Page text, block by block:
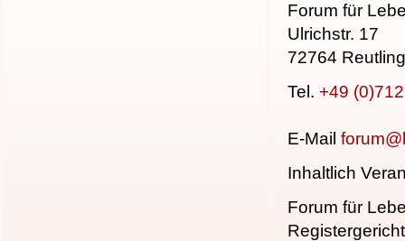
Forum für
Ulrichstr. 17
72764
Tel. +49
E-Mail
Inhaltlich
Forum für